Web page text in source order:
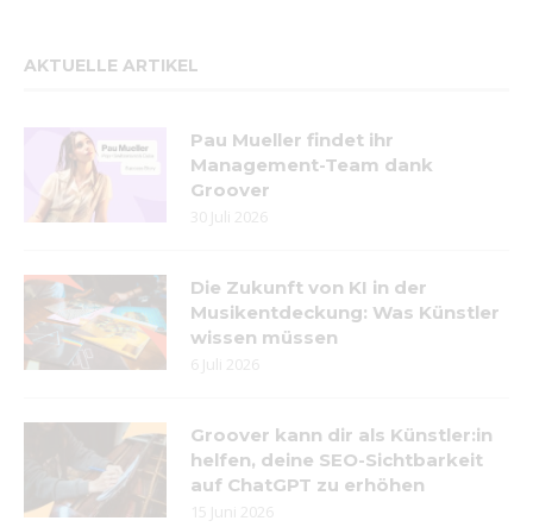
AKTUELLE ARTIKEL
Pau Mueller findet ihr
Management-Team dank
Groover
30 Juli 2026
Die Zukunft von KI in der
Musikentdeckung: Was Künstler
wissen müssen
6 Juli 2026
Groover kann dir als Künstler:in
helfen, deine SEO-Sichtbarkeit
auf ChatGPT zu erhöhen
15 Juni 2026